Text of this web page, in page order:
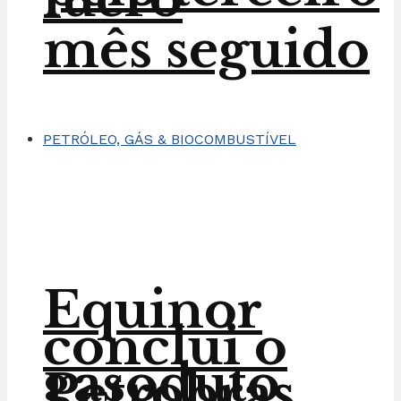
Equinor
conclui o
gasoduto
mês seguido
PETRÓLEO, GÁS & BIOCOMBUSTÍVEL